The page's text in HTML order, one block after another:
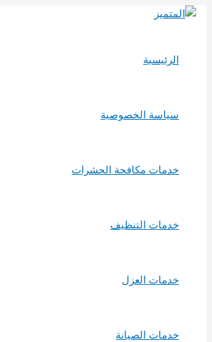
تخطي
الرئيسية
سياسة الخصوصية
خدمات مكافحة الحشرات
خدمات التنظيف
خدمات العزل
خدمات الصيانة